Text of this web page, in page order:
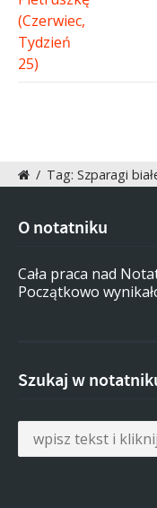
/ Tag: Szparagi
O notatniku
Cała praca nad
Początkowo
Szukaj w